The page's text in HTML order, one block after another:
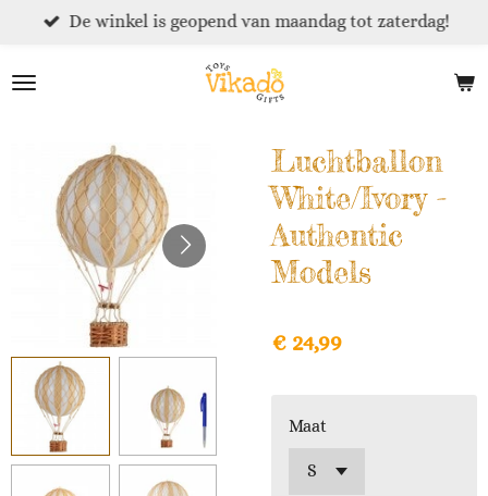
naar
De winkel is geopend van maandag tot zaterdag!
Luchtballon
White/Ivory -
Authentic
Models
€ 24,99
Maat